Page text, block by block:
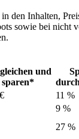
den Inhalten,
sowie bei nicht
und
sparen*
11 %
9 %
27 %